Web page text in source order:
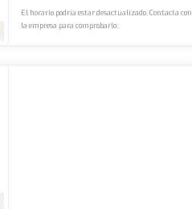
El horario podría estar desactualizado. Contacta con
la empresa para comprobarlo.